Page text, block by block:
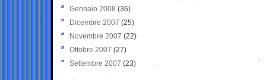
Gennaio 2008 (36)
Dicembre 2007 (25)
Novembre 2007 (22)
Ottobre 2007 (27)
Settembre 2007 (23)